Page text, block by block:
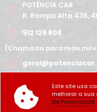
POTÊNCIA CAR
R. Rampa Alta 436,
912 129 808
(Chamada para rede
10:00h - 12:30h | 14h
Domingo
Este site usa
melhorar a sua
de Privacidade